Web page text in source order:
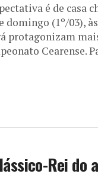
é de casa
domingo (1º/03),
protagonizam
Cearense.
Rei do